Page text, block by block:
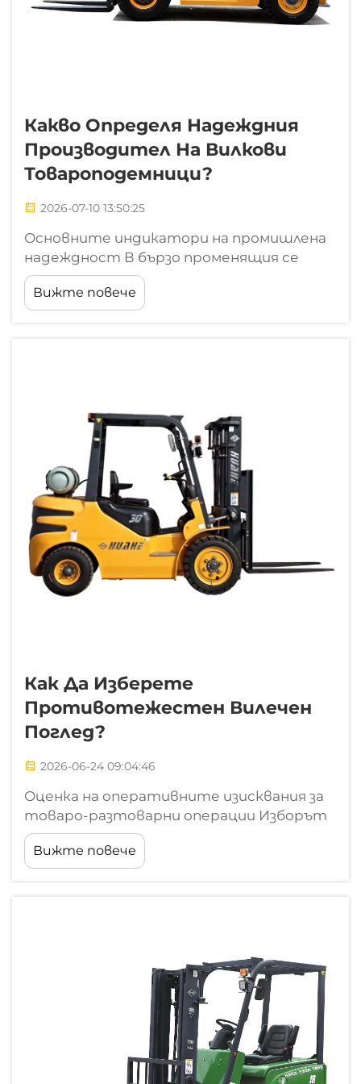
Какво Определя Надеждния
Производител На Вилкови
Товароподемници?
2026-07-10 13:50:25
Основните индикатори на промишлена
надеждност В бързо променящия се
свят на товарообработката вилковата
товароподемница е нещо повече от
просто тежко оборудване; тя действа
Вижте повече
Как Да Изберете
Противотежестен Вилечен
Поглед?
2026-06-24 09:04:46
Оценка на оперативните изисквания за
товаро-разтоварни операции Изборът
на противотежестен вилечен поглед
започва много преди прегледа на
техническите спецификации или
Вижте повече